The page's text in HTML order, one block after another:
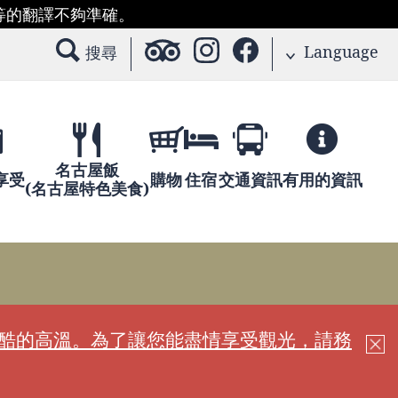
翻譯不夠準確。
搜尋
Language
受
名古屋飯
(名古屋特色美食)購物住宿交通資訊有用的資訊
的高溫。為了讓您能盡情享受觀光，請務